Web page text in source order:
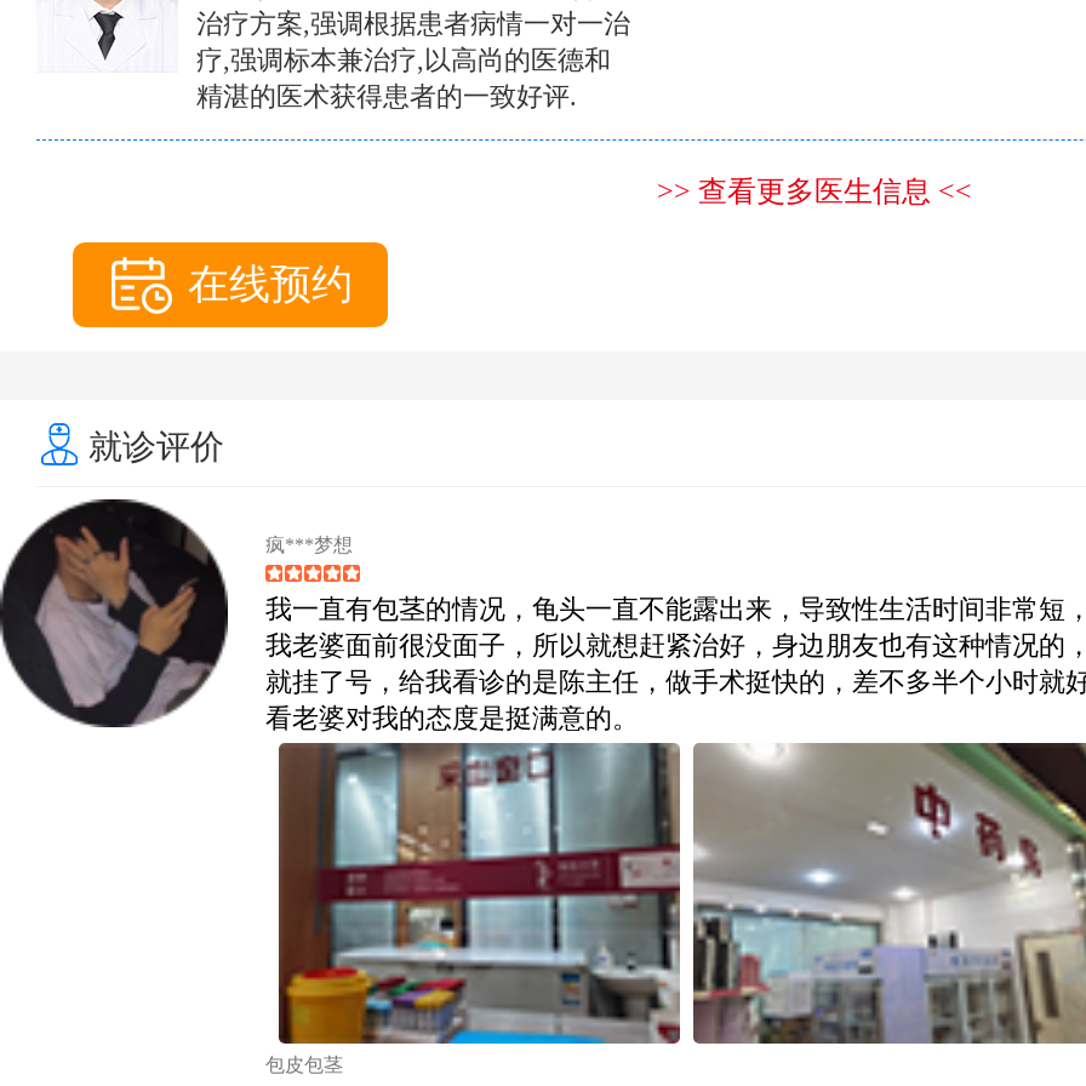
治疗方案,强调根据患者病情一对一治
疗,强调标本兼治疗,以高尚的医德和
精湛的医术获得患者的一致好评.
>> 查看更多医生信息 <<
在线预约
就诊评价
疯***梦想
我一直有包茎的情况，龟头一直不能露出来，导致性生活时间非常短
我老婆面前很没面子，所以就想赶紧治好，身边朋友也有这种情况的
就挂了号，给我看诊的是陈主任，做手术挺快的，差不多半个小时就
看老婆对我的态度是挺满意的。
包皮包茎